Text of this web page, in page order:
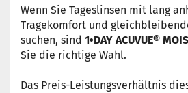
Wenn Sie Tageslinsen mit lang
Tragekomfort und
suchen, sind 1•DAY ACUVUE®
Sie die richtige Wahl.
Das Preis-Leistungsverhältnis